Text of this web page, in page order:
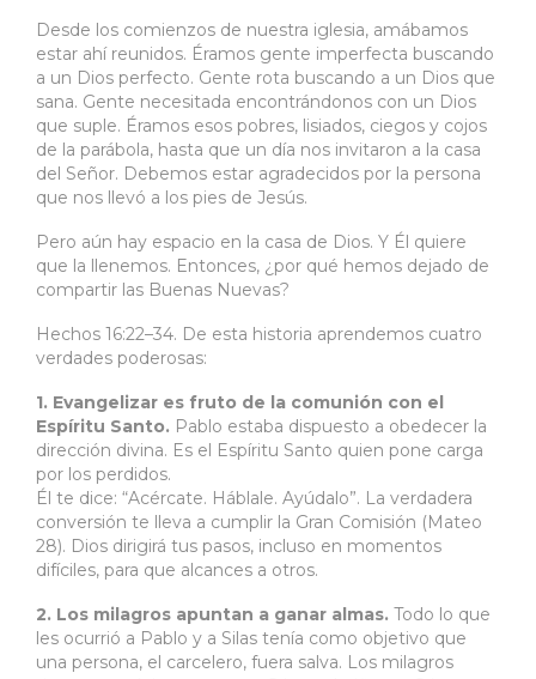
Desde los comienzos de nuestra iglesia, amábamos
estar ahí reunidos. Éramos gente imperfecta buscando
a un Dios perfecto. Gente rota buscando a un Dios que
sana. Gente necesitada encontrándonos con un Dios
que suple. Éramos esos pobres, lisiados, ciegos y cojos
de la parábola, hasta que un día nos invitaron a la casa
del Señor. Debemos estar agradecidos por la persona
que nos llevó a los pies de Jesús.
Pero aún hay espacio en la casa de Dios. Y Él quiere
que la llenemos. Entonces, ¿por qué hemos dejado de
compartir las Buenas Nuevas?
Hechos 16:22–34. De esta historia aprendemos cuatro
verdades poderosas:
1. Evangelizar es fruto de la comunión con el
Espíritu Santo. Pablo estaba dispuesto a obedecer la
dirección divina. Es el Espíritu Santo quien pone carga
por los perdidos.
Él te dice: “Acércate. Háblale. Ayúdalo”. La verdadera
conversión te lleva a cumplir la Gran Comisión (Mateo
28). Dios dirigirá tus pasos, incluso en momentos
difíciles, para que alcances a otros.
2. Los milagros apuntan a ganar almas. Todo lo que
les ocurrió a Pablo y a Silas tenía como objetivo que
una persona, el carcelero, fuera salva. Los milagros